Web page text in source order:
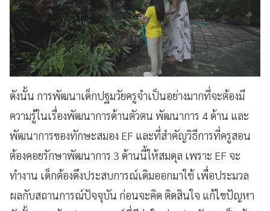
ดังนั้น การพัฒนาเด็กปฐมวัยครูจำเป็นอย่างมากที่จะต้องมี
ความรู้ในเรื่องพัฒนาการด้านตัวตน พัฒนาการ 4 ด้าน และ
พัฒนาการของทักษะสมอง EF และที่สำคัญวิธีการที่ครูสอน
ต้องคอยรักษาพัฒนาการ 3 ด้านนี้ให้สมดุล เพราะ EF จะ
ทำงาน เด็กต้องดึงประสบการณ์เดิมออกมาใช้ เพื่อประมวล
ผลกับสถานการณ์ปัจจุบัน ก่อนจะคิด ติดสินใจ แก้ไขปัญหา